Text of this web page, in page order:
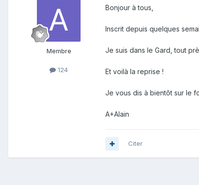
Membre
124
Bonjour à tous,
Inscrit depuis quelques
Je suis dans le Gard, tout
Et voilà la reprise !
Je vous dis à bientôt sur le
A+Alain
Citer